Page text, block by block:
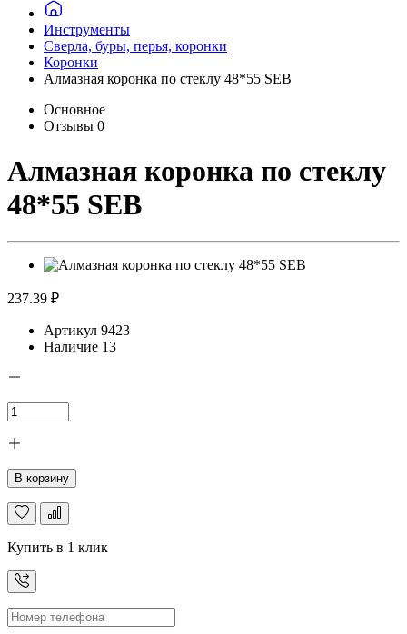
Инструменты
Сверла, буры, перья, коронки
Коронки
Алмазная коронка по стеклу 48*55 SEB
Основное
Отзывы 0
Алмазная коронка по стеклу
48*55 SEB
237.39 ₽
Артикул 9423
Наличие 13
В корзину
Купить в 1 клик